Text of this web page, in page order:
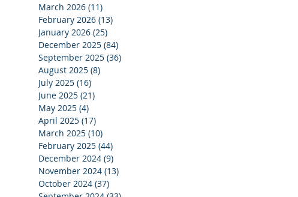
March 2026 (11)
February 2026 (13)
January 2026 (25)
December 2025 (84)
September 2025 (36)
August 2025 (8)
July 2025 (16)
June 2025 (21)
May 2025 (4)
April 2025 (17)
March 2025 (10)
February 2025 (44)
December 2024 (9)
November 2024 (13)
October 2024 (37)